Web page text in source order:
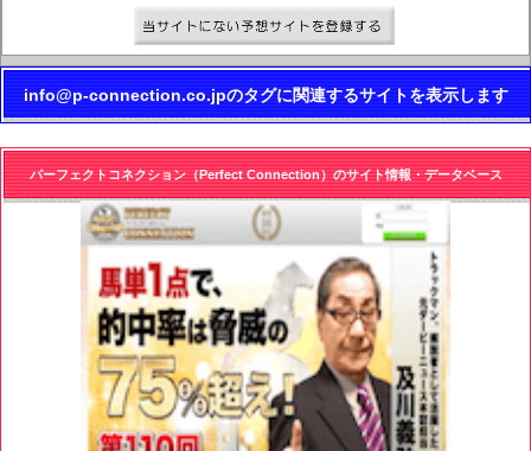
info@p-connection.co.jpのタグに関連するサイトを表示します
パーフェクトコネクション（Perfect Connection）のサイト情報・データベース